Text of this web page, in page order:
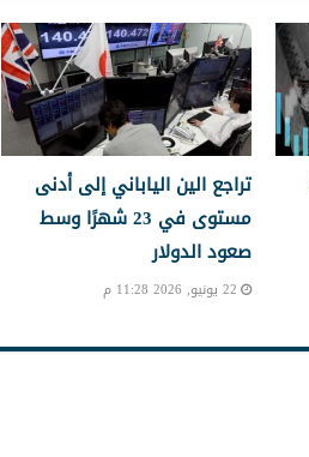
تراجع الين الياباني إلى أدنى
مستوى في 23 شهرًا وسط
صعود الدولار
22 يونيو, 2026 11:28 م